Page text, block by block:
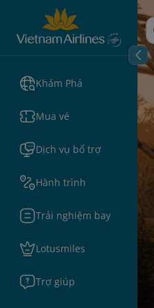
Khám Phá
Mua vé
Dịch vụ bổ trợ
Hành trình
Trải nghiệm bay
Lotusmiles
Trợ giúp